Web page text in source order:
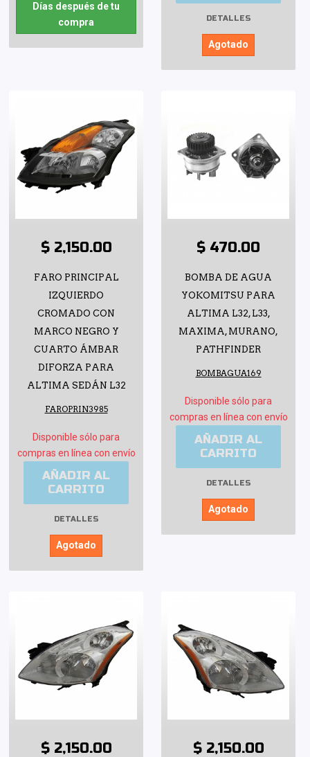
Días después de tu
compra
DETALLES
Agotado
$ 2,150.00
FARO PRINCIPAL
IZQUIERDO
CROMADO CON
MARCO NEGRO Y
CUARTO ÁMBAR
DIFORZA PARA
ALTIMA SEDÁN L32
FAROPRIN3985
Disponible sólo para
compras en línea con envío
AÑADIR AL
CARRITO
DETALLES
Agotado
$ 470.00
BOMBA DE AGUA
YOKOMITSU PARA
ALTIMA L32, L33,
MAXIMA, MURANO,
PATHFINDER
BOMBAGUA169
Disponible sólo para
compras en línea con envío
AÑADIR AL
CARRITO
DETALLES
Agotado
$ 2,150.00 $ 2,150.00